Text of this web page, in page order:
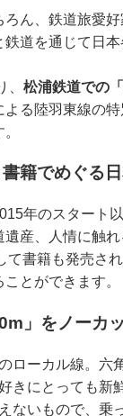
ん、鉄道旅愛
道を通じて日
松浦鉄道での
よる陸羽東線の
籍でめぐる
年のスター
産、人情に触
書籍も発売さ
とができます。
」をノーカ
ローカル線。六
きにとっても新
ないもので、乗